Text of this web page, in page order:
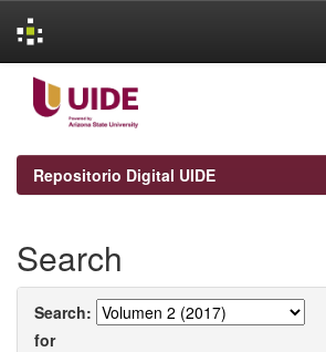
navigation
Repositorio Digital UIDE
Search
Search:
for